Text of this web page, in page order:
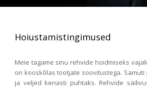
Hoiustamistingimused
Meie tagame sinu rehvide hoidmiseks
on kooskõlas tootjate soovitustega.
ja veljed kenasti puhtaks. Rehvide